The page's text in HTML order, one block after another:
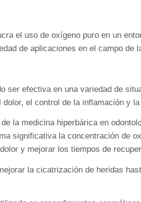
el uso de oxígeno puro en un
de aplicaciones en el campo de
ser efectiva en una variedad de
el control de la inflamación y
la medicina hiperbárica en
significativa la concentración de
y mejorar los tiempos de
la cicatrización de heridas